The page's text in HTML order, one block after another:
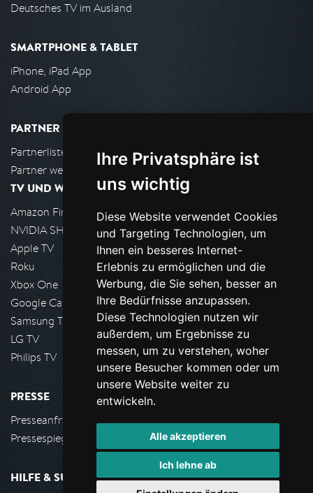
Ihre Privatsphäre ist
uns wichtig
Diese Website verwendet Cookies
und Targeting Technologien, um
Ihnen ein besseres Internet-
Erlebnis zu ermöglichen und die
Werbung, die Sie sehen, besser an
Ihre Bedürfnisse anzupassen.
Diese Technologien nutzen wir
außerdem, um Ergebnisse zu
messen, um zu verstehen, woher
unsere Besucher kommen oder um
unsere Website weiter zu
entwickeln.
Alle akzeptieren
Ich lehne ab
Deutsches TV im Ausland
SMARTPHONE & TABLET
iPhone, iPad App
Android App
PARTNER
Partnerliste
Partner werden
TV UND WOHNZIMMER
Amazon FireTV
NVIDIA SHIELD, Google TV
Apple TV
Roku
Xbox One
Google Cast
Samsung TV
LG TV
Philips TV
PRESSE
Presseanfrage stellen
Pressespiegel
HILFE & SUPPORT